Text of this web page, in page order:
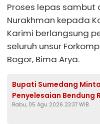
Proses lepas sambut
Nurakhman kepada
Karimi berlangsung
seluruh unsur
Bogor, Bima Arya.
Bupati Sumedang
Penyelesaian Bendung
Belum Berfungsi Optimal
Rabu, 05 Agu 2026 23:37 WIB